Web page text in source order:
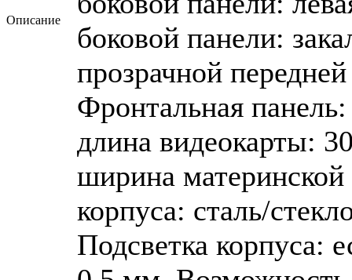
Описание
боковой панели:
прозрачной
Фронтальная
длина видеокарты:
ширина
корпуса: сталь/
Подсветка корпуса: